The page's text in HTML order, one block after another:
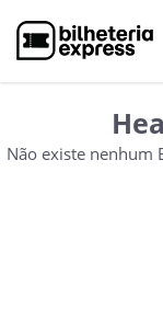
Não existe nenhum